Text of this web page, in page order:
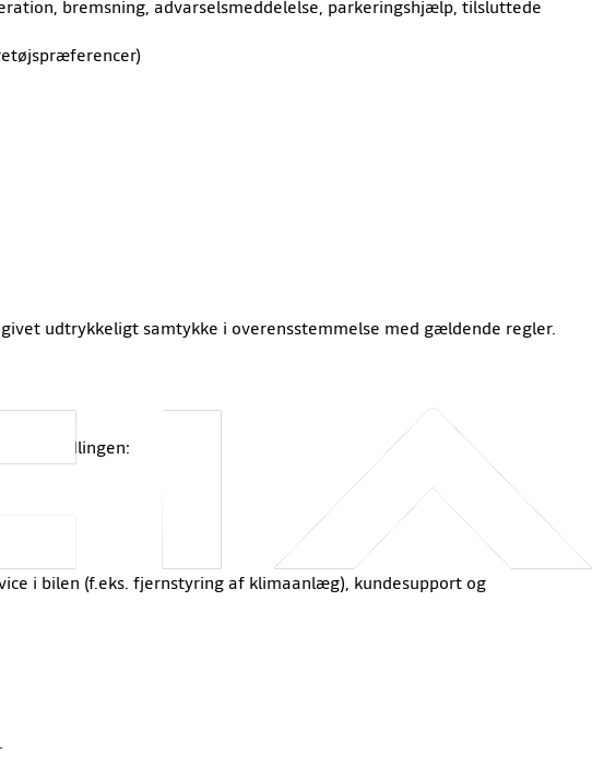
bremsning, advarselsmeddelelse, parkeringshjælp, tilsluttede
udtrykkeligt samtykke i overensstemmelse med gældende regler.
behandlingen:
i bilen (f.eks. fjernstyring af klimaanlæg), kundesupport og